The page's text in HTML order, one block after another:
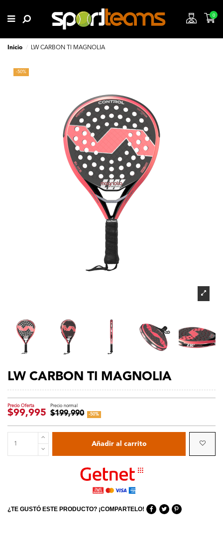
0
Inicio LW CARBON TI MAGNOLIA
-50%
LW CARBON TI MAGNOLIA
$99,995 $199,990 -50%
Añadir al carrito